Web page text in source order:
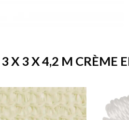
X 3 X 4,2 M CRÈME